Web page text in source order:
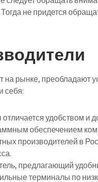
не придется
рынке, преобладают
себя:
удобством и
обеспечением
производителей в
предлагающий
терминалы по